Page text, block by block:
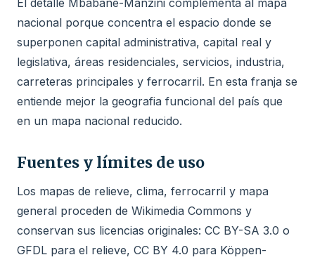
El detalle Mbabane-Manzini complementa al mapa
nacional porque concentra el espacio donde se
superponen capital administrativa, capital real y
legislativa, áreas residenciales, servicios, industria,
carreteras principales y ferrocarril. En esta franja se
entiende mejor la geografia funcional del país que
en un mapa nacional reducido.
Fuentes y límites de uso
Los mapas de relieve, clima, ferrocarril y mapa
general proceden de Wikimedia Commons y
conservan sus licencias originales: CC BY-SA 3.0 o
GFDL para el relieve, CC BY 4.0 para Köppen-